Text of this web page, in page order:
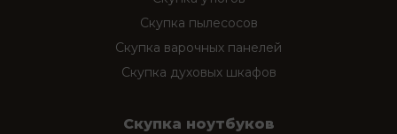
Скупка пылесосов
Скупка варочных панелей
Скупка духовых шкафов
Скупка ноутбуков